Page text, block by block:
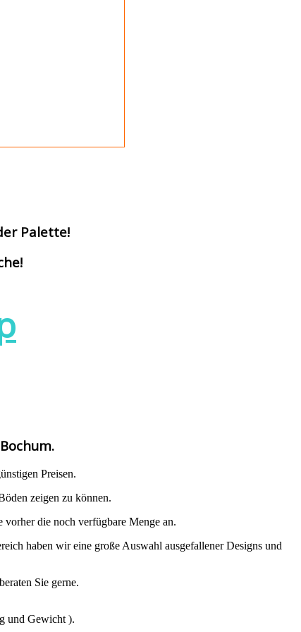
Palette!
Preisen.
zeigen zu können.
die noch verfügbare Menge an.
haben wir eine große Auswahl ausgefallener Designs und
Sie gerne.
und Gewicht ).